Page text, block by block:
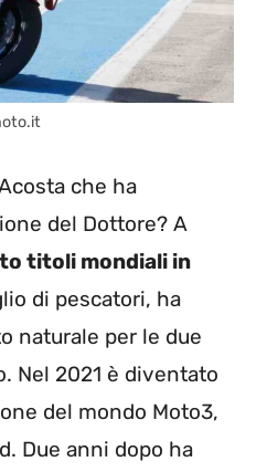
che ha
del Dottore? A
titoli mondiali in
di pescatori, ha
naturale per le due
Nel 2021 è diventato
del mondo Moto3,
Due anni dopo ha